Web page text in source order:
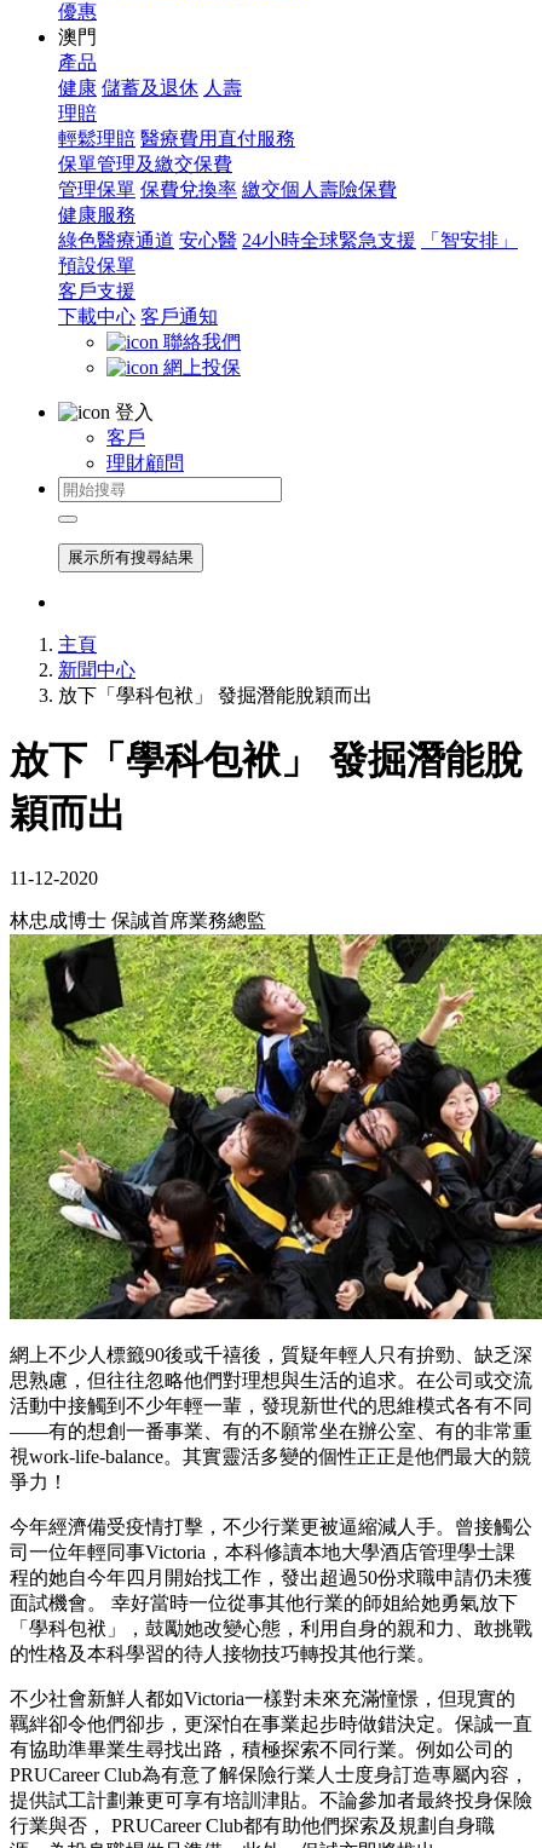
優惠
澳門
產品
健康 儲蓄及退休 人壽
理賠
輕鬆理賠 醫療費用直付服務
保單管理及繳交保費
管理保單 保費兌換率 繳交個人壽險保費
健康服務
綠色醫療通道 安心醫 24小時全球緊急支援
「智安排」
預設保單
客戶支援
下載中心 客戶通知
聯絡我們
網上投保
登入
客戶
理財顧問
展示所有搜尋結果
主頁
新聞中心
放下「學科包袱」 發掘潛能脫穎而出
放下「學科包袱」 發掘潛能脫
穎而出
11-12-2020
林忠成博士 保誠首席業務總監
網上不少人標籤90後或千禧後，質疑年輕人只有拚勁、缺乏深
思熟慮，但往往忽略他們對理想與生活的追求。在公司或交流
活動中接觸到不少年輕一輩，發現新世代的思維模式各有不同
——有的想創一番事業、有的不願常坐在辦公室、有的非常重
視work-life-balance。其實靈活多變的個性正正是他們最大的競
爭力！
今年經濟備受疫情打擊，不少行業更被逼縮減人手。曾接觸公
司一位年輕同事Victoria，本科修讀本地大學酒店管理學士課
程的她自今年四月開始找工作，發出超過50份求職申請仍未獲
面試機會。 幸好當時一位從事其他行業的師姐給她勇氣放下
「學科包袱」，鼓勵她改變心態，利用自身的親和力、敢挑戰
的性格及本科學習的待人接物技巧轉投其他行業。
不少社會新鮮人都如Victoria一樣對未來充滿憧憬，但現實的
羈絆卻令他們卻步，更深怕在事業起步時做錯決定。保誠一直
有協助準畢業生尋找出路，積極探索不同行業。例如公司的
PRUCareer Club為有意了解保險行業人士度身訂造專屬內容，
提供試工計劃兼更可享有培訓津貼。不論參加者最終投身保險
行業與否， PRUCareer Club都有助他們探索及規劃自身職